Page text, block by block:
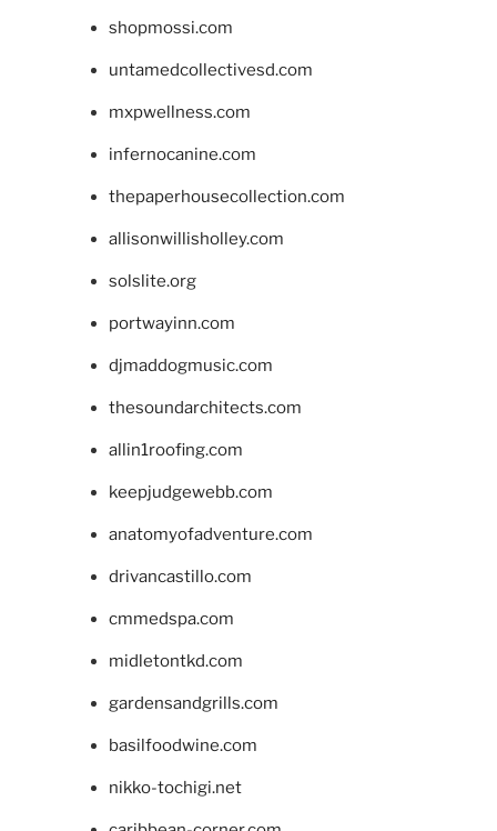
shopmossi.com
untamedcollectivesd.com
mxpwellness.com
infernocanine.com
thepaperhousecollection.com
allisonwillisholley.com
solslite.org
portwayinn.com
djmaddogmusic.com
thesoundarchitects.com
allin1roofing.com
keepjudgewebb.com
anatomyofadventure.com
drivancastillo.com
cmmedspa.com
midletontkd.com
gardensandgrills.com
basilfoodwine.com
nikko-tochigi.net